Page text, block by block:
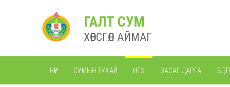
ГАЛТ СУМ
ХӨВСГӨЛ АЙМАГ
НҮҮР СУМЫН ТУХАЙ ИТХ ЗАСАГ ДАРГА